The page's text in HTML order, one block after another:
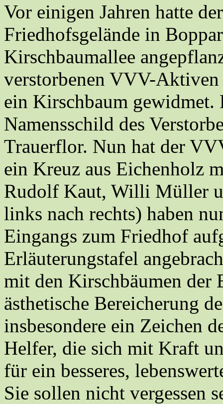
Vor einigen Jahren hatte
Friedhofsgelände in
Kirschbaumallee
verstorbenen VVV-
ein Kirschbaum gewidmet.
Namensschild des
Trauerflor. Nun hat der
ein Kreuz aus Eichenholz
Rudolf Kaut, Willi Müller
links nach rechts) haben
Eingangs zum Friedhof
Erläuterungstafel
mit den Kirschbäumen der
ästhetische Bereicherung
insbesondere ein Zeichen
Helfer, die sich mit Kraft
für ein besseres,
Sie sollen nicht vergessen